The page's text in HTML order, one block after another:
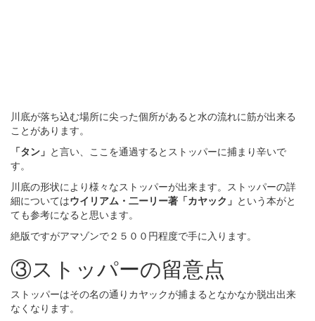
川底が落ち込む場所に尖った個所があると水の流れに筋が出来る
ことがあります。
「タン」 と言い、ここを通過するとストッパーに捕まり辛いで
す。
川底の形状により様々なストッパーが出来ます。ストッパーの詳
細についてはウイリアム・二ーリー著「カヤック」 という本がと
ても参考になると思います。
絶版ですがアマゾンで２５００円程度で手に入ります。
③ストッパーの留意点
ストッパーはその名の通りカヤックが捕まるとなかなか脱出出来
なくなります。